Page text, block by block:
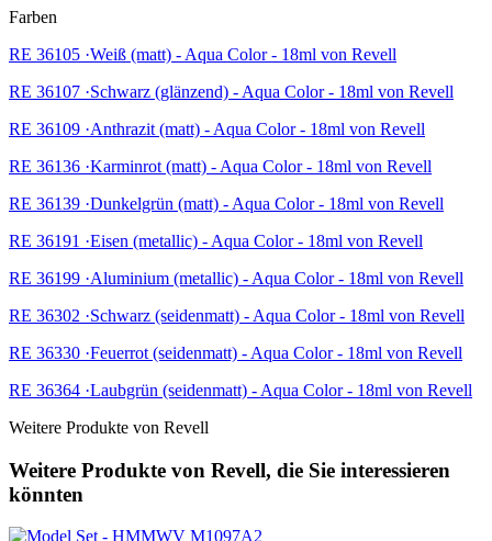
Farben
RE 36105 ·Weiß (matt) - Aqua Color - 18ml von Revell
RE 36107 ·Schwarz (glänzend) - Aqua Color - 18ml von Revell
RE 36109 ·Anthrazit (matt) - Aqua Color - 18ml von Revell
RE 36136 ·Karminrot (matt) - Aqua Color - 18ml von Revell
RE 36139 ·Dunkelgrün (matt) - Aqua Color - 18ml von Revell
RE 36191 ·Eisen (metallic) - Aqua Color - 18ml von Revell
RE 36199 ·Aluminium (metallic) - Aqua Color - 18ml von Revell
RE 36302 ·Schwarz (seidenmatt) - Aqua Color - 18ml von Revell
RE 36330 ·Feuerrot (seidenmatt) - Aqua Color - 18ml von Revell
RE 36364 ·Laubgrün (seidenmatt) - Aqua Color - 18ml von Revell
Weitere Produkte von Revell
Weitere Produkte von Revell, die Sie interessieren
könnten